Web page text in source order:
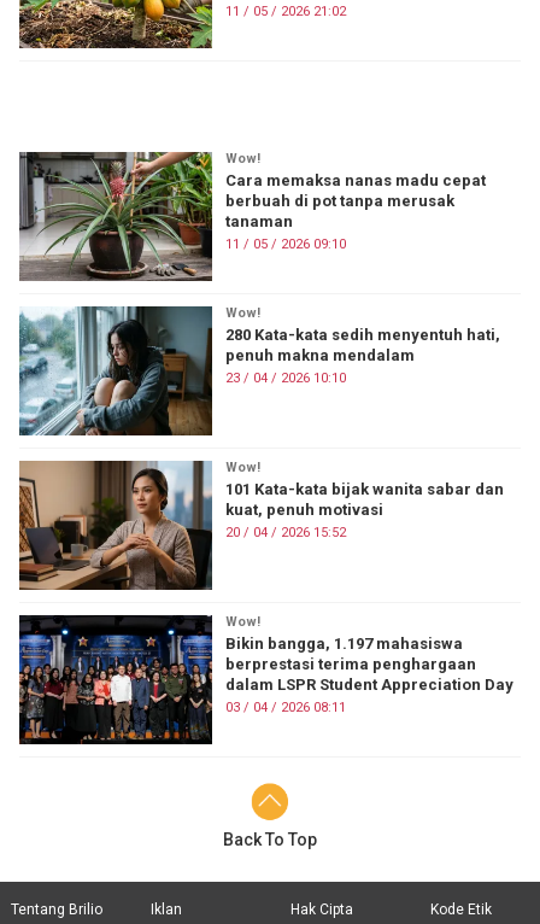
11 / 05 / 2026 21:02
Wow!
Cara memaksa nanas madu cepat
berbuah di pot tanpa merusak
tanaman
11 / 05 / 2026 09:10
Wow!
280 Kata-kata sedih menyentuh hati,
penuh makna mendalam
23 / 04 / 2026 10:10
Wow!
101 Kata-kata bijak wanita sabar dan
kuat, penuh motivasi
20 / 04 / 2026 15:52
Wow!
Bikin bangga, 1.197 mahasiswa
berprestasi terima penghargaan
dalam LSPR Student Appreciation Day
03 / 04 / 2026 08:11
Back To Top
Tentang Brilio Iklan Hak Cipta Kode Etik